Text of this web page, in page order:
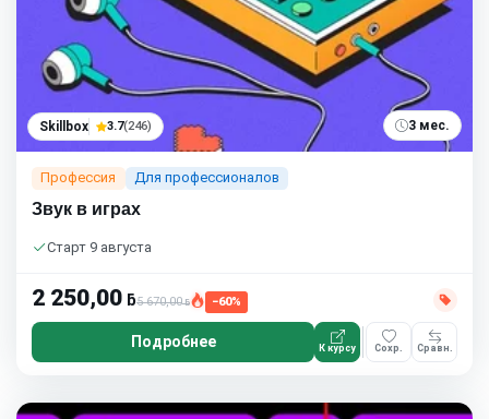
Skillbox 3.7(246) 3 мес.
Профессия Для профессионалов
Звук в играх
Старт 9 августа
2 250,00 ƃ5 670,00ƃ −60%
Подробнее К курсу Сохр. Сравн.